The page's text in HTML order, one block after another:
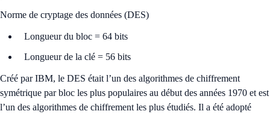
Norme de cryptage des données (DES)
Longueur du bloc = 64 bits
Longueur de la clé = 56 bits
Créé par IBM, le DES était l’un des algorithmes de chiffrement
symétrique par bloc les plus populaires au début des années 1970 et est
l’un des algorithmes de chiffrement les plus étudiés. Il a été adopté